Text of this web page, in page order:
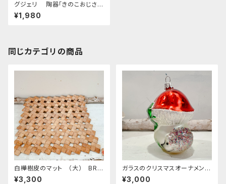
グジェリ 陶器「きのこおじさ
ん」9ｃｍ
¥1,980
同じカテゴリの商品
白樺樹皮のマット （大） BRB
08
¥3,300
ガラスのクリスマスオーナメン
ト きのこ
¥3,000